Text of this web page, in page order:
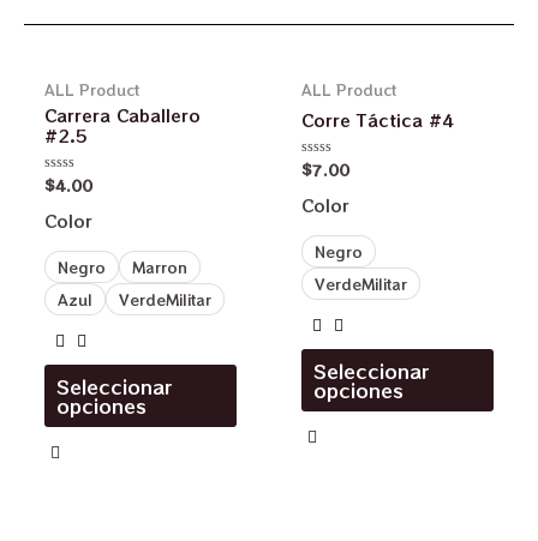
ALL Product
Carrera Caballero
#2.5
Valorado
0
de
$4.00
Color
Negro
Marron
Azul
VerdeMilitar
Seleccionar
opciones
ALL Product
Corre Táctica #4
Valorado
0
de
$7.00
Color
Negro
VerdeMilitar
Seleccionar
opciones